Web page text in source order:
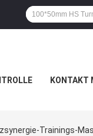
KONTAKT
Trainings-